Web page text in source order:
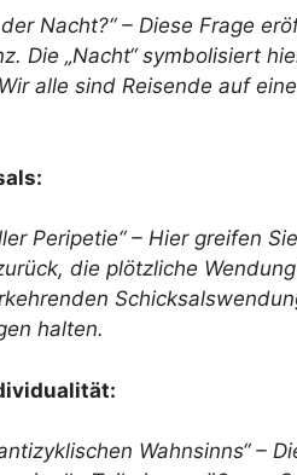
Nacht?“ – Diese Frage
Die „Nacht“ symbolisiert
alle sind Reisende auf
Peripetie“ – Hier greifen
die plötzliche
halten.
Wahnsinns“ –